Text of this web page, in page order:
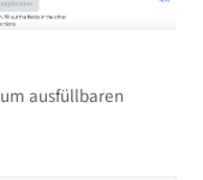
ausfüllbaren